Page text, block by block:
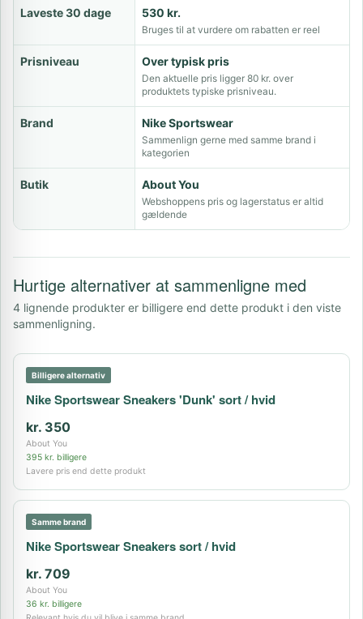
Laveste 30 dage 530 kr.
Bruges til at vurdere om rabatten er reel
Prisniveau Over typisk pris
Den aktuelle pris ligger 80 kr. over
produktets typiske prisniveau.
Brand Nike Sportswear
Sammenlign gerne med samme brand i
kategorien
Butik About You
Webshoppens pris og lagerstatus er altid
gældende
Hurtige alternativer at sammenligne med
4 lignende produkter er billigere end dette produkt i den viste
sammenligning.
Billigere alternativ
Nike Sportswear Sneakers 'Dunk' sort / hvid
kr. 350
About You
395 kr. billigere
Lavere pris end dette produkt
Samme brand
Nike Sportswear Sneakers sort / hvid
kr. 709
About You
36 kr. billigere